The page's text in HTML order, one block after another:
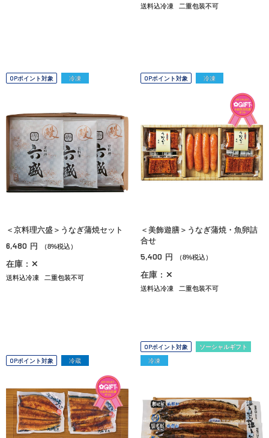
送料込冷凍 二重包装不可
OPポイント対象 冷凍
＜京料理六盛＞うなぎ蒲焼セット
6,480 円 （8%税込）
在庫：✕
送料込冷凍 二重包装不可
OPポイント対象 冷凍
＜美飾遊膳＞うなぎ蒲焼・魚卵詰
合せ
5,400 円 （8%税込）
在庫：✕
送料込冷凍 二重包装不可
OPポイント対象 冷蔵
OPポイント対象
ソーシャルギフト
冷凍